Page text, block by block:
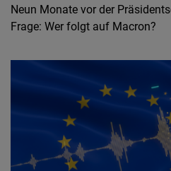
Neun Monate vor der
Frage: Wer folgt auf Macron?